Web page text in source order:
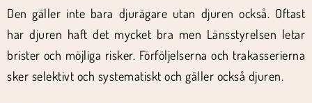
Den gäller inte bara djurägare utan djuren också. Oftast
har djuren haft det mycket bra men Länsstyrelsen letar
brister och möjliga risker. Förföljelserna och trakasserierna
sker selektivt och systematiskt och gäller också djuren.